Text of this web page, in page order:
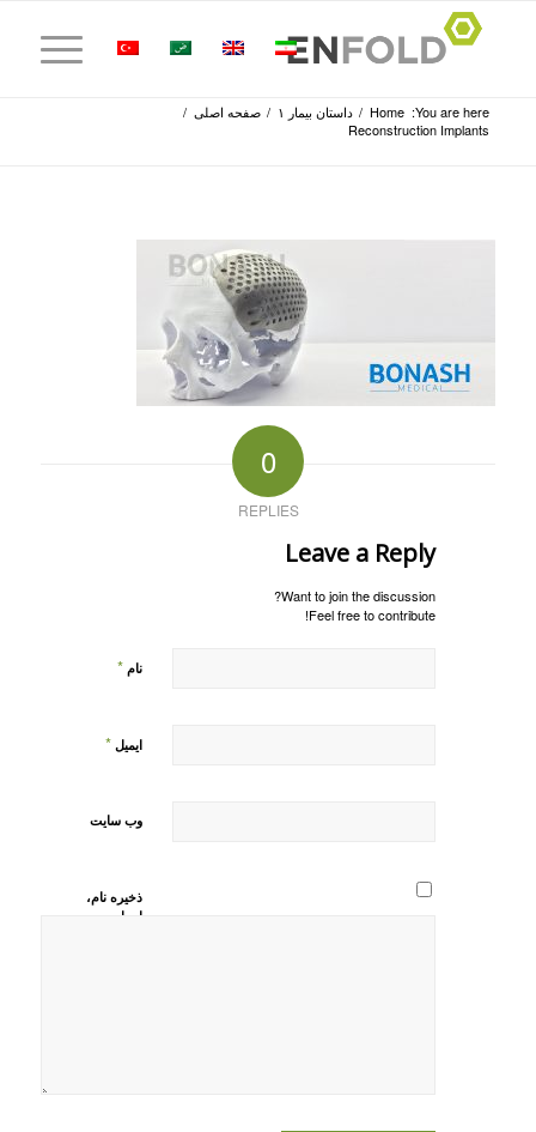
You are here:
Home
/ داستان بیمار ۱ / صفحه اصلی /
Reconstruction Implants
0
REPLIES
Leave a Reply
Want to join the discussion?
Feel free to contribute!
نام *
ایمیل *
وب‌ سایت
ذخیره نام،
ایمیل و